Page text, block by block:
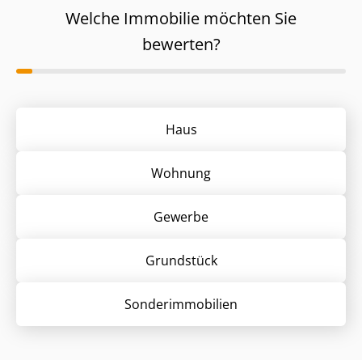
Welche Immobilie möchten Sie
bewerten?
Haus
Wohnung
Gewerbe
Grund­stück
Sonder­immobilien